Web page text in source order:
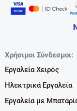
Χρήσιμοι Σύνδεσμοι:
Εργαλεία Χειρός
Ηλεκτρικά Εργαλεία
Εργαλεία με